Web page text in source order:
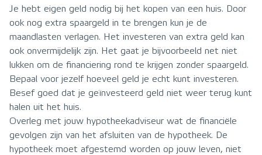
Je hebt eigen geld nodig bij het kopen van een huis. Door
ook nog extra spaargeld in te brengen kun je de
maandlasten verlagen. Het investeren van extra geld kan
ook onvermijdelijk zijn. Het gaat je bijvoorbeeld net niet
lukken om de financiering rond te krijgen zonder spaargeld.
Bepaal voor jezelf hoeveel geld je echt kunt investeren.
Besef goed dat je geïnvesteerd geld niet weer terug kunt
halen uit het huis.
Overleg met jouw hypotheekadviseur wat de financiële
gevolgen zijn van het afsluiten van de hypotheek. De
hypotheek moet afgestemd worden op jouw leven, niet